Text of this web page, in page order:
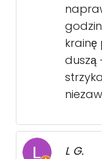
krainę
duszą
L G.